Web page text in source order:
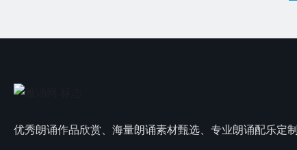
优秀朗诵作品欣赏、海量朗诵素材甄选、专业朗诵配乐定制